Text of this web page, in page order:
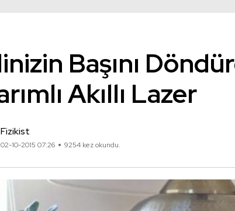
Başını
Akıllı Lazer
Fizikist
02-10-2015 07:26 9254 kez okundu.